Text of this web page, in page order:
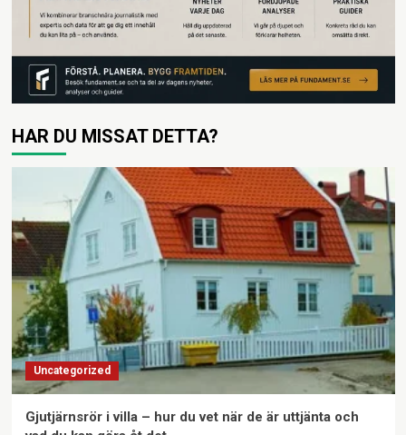
HAR DU MISSAT DETTA?
Uncategorized
Gjutjärnsrör i villa – hur du vet när de är uttjänta och